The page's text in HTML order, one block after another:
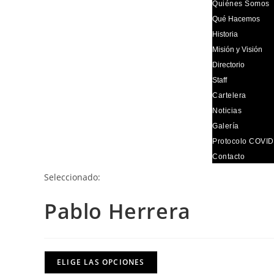
Quiénes Somos
Qué Hacemos
Historia
Misión y Visión
Directorio
Staff
Cartelera
Noticias
Galería
Protocolo
Contacto
Seleccionado:
Pablo Herrera
ELIGE LAS OPCIONES